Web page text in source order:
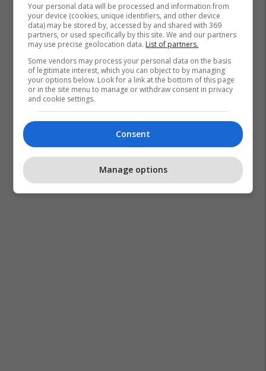
Your personal data will be processed and information from
your device (cookies, unique identifiers, and other device
data) may be stored by, accessed by and shared with 369
partners, or used specifically by this site. We and our partners
may use precise geolocation data. List of partners.
Some vendors may process your personal data on the basis
of legitimate interest, which you can object to by managing
your options below. Look for a link at the bottom of this page
or in the site menu to manage or withdraw consent in privacy
and cookie settings.
Consent
Manage options